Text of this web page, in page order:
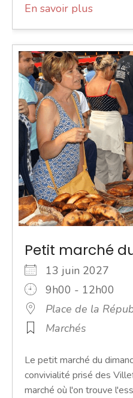
En savoir plus
Petit marché
13 juin 2027
9h00 - 12h00
Place de la
Marchés
Le petit marché du
convivialité prisé des
marché où l'on trouve